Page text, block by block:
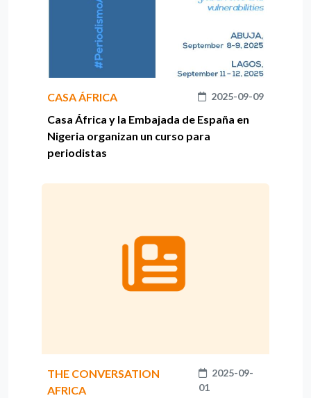
CASA ÁFRICA 2025-09-09
Casa África y la Embajada de España en
Nigeria organizan un curso para
periodistas
THE CONVERSATION
AFRICA
2025-09-
01